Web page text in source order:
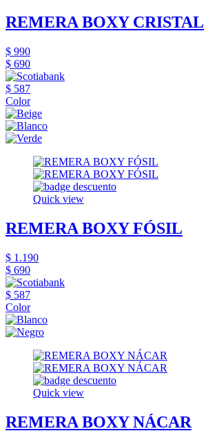
REMERA BOXY CRISTAL
$ 990
$ 690
$ 587
Color
Quick view
REMERA BOXY FÓSIL
$ 1.190
$ 690
$ 587
Color
Quick view
REMERA BOXY NÁCAR